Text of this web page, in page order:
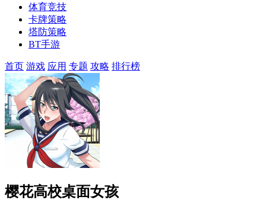
体育竞技
卡牌策略
塔防策略
BT手游
首页 游戏 应用 专题 攻略 排行榜
樱花高校桌面女孩